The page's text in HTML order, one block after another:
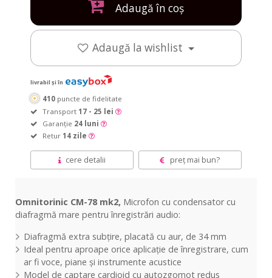
Adaugă în coș
Adaugă la wishlist
livrabil și în
410 puncte de fidelitate
Transport 17 - 25 lei
Garanție 24 luni
Retur 14 zile
cere detalii preț mai bun?
Omnitorinic CM-78 mk2, Microfon cu condensator cu
diafragmă mare pentru înregistrări audio:
Diafragmă extra subțire, placată cu aur, de 34 mm
Ideal pentru aproape orice aplicație de înregistrare, cum
ar fi voce, piane și instrumente acustice
Model de captare cardioid cu autozgomot redus